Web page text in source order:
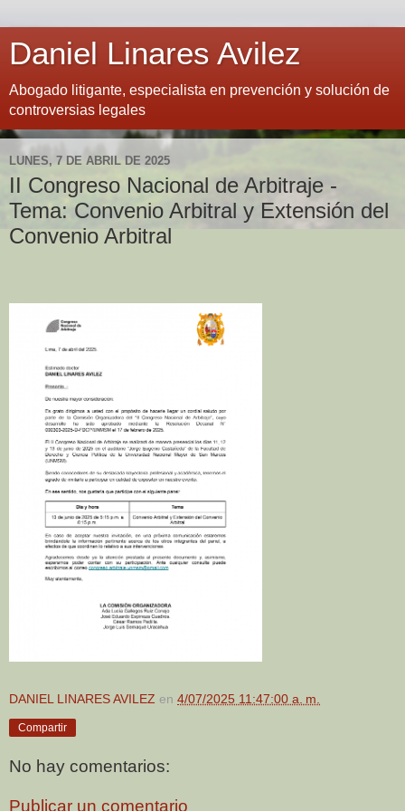
Daniel Linares Avilez
Abogado litigante, especialista en prevención y solución de
controversias legales
LUNES, 7 DE ABRIL DE 2025
II Congreso Nacional de Arbitraje -
Tema: Convenio Arbitral y Extensión del
Convenio Arbitral
DANIEL LINARES AVILEZ en 4/07/2025 11:47:00 a. m.
Compartir
No hay comentarios:
Publicar un comentario